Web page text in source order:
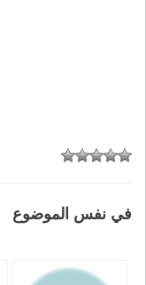
في نفس الموضوع